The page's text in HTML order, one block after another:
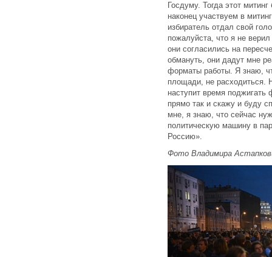
Госдуму. Тогда этот
наконец участвуем в
избиратель отдал свой
пожалуйста, что я не
они согласились на
обмануть, они дадут мне
форматы работы. Я знаю,
площади, не расходиться.
наступит время
прямо так и скажу и буду
мне, я знаю, что сейчас
политическую машину в
Россию».
Фото Владимира